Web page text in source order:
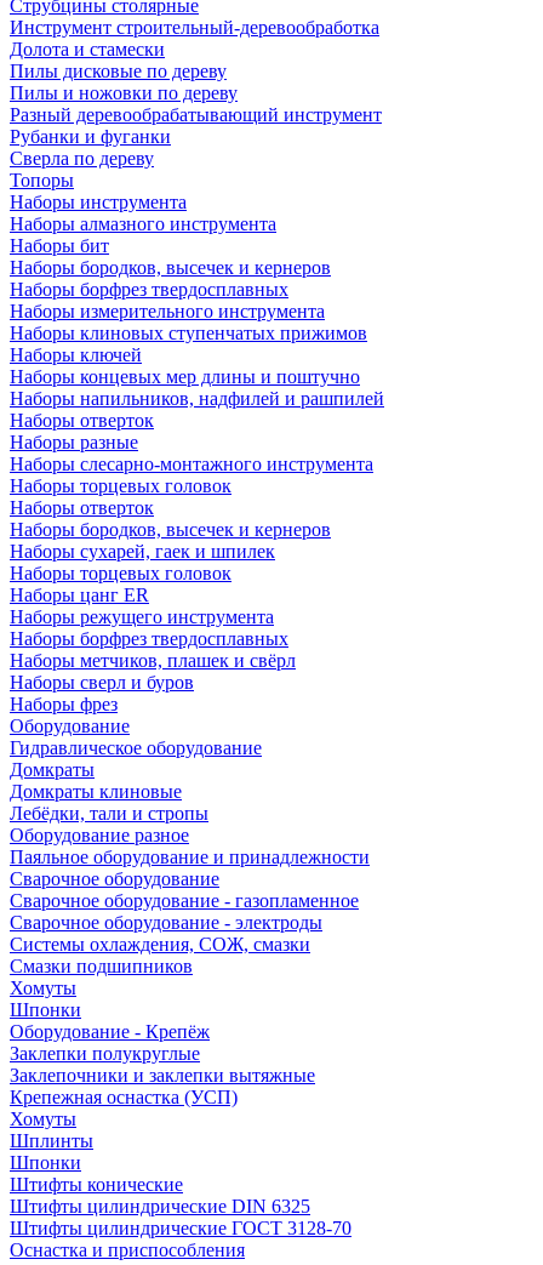
Струбцины столярные
Инструмент строительный-деревообработка
Долота и стамески
Пилы дисковые по дереву
Пилы и ножовки по дереву
Разный деревообрабатывающий инструмент
Рубанки и фуганки
Сверла по дереву
Топоры
Наборы инструмента
Наборы алмазного инструмента
Наборы бит
Наборы бородков, высечек и кернеров
Наборы борфрез твердосплавных
Наборы измерительного инструмента
Наборы клиновых ступенчатых прижимов
Наборы ключей
Наборы концевых мер длины и поштучно
Наборы напильников, надфилей и рашпилей
Наборы отверток
Наборы разные
Наборы слесарно-монтажного инструмента
Наборы торцевых головок
Наборы отверток
Наборы бородков, высечек и кернеров
Наборы сухарей, гаек и шпилек
Наборы торцевых головок
Наборы цанг ER
Наборы режущего инструмента
Наборы борфрез твердосплавных
Наборы метчиков, плашек и свёрл
Наборы сверл и буров
Наборы фрез
Оборудование
Гидравлическое оборудование
Домкраты
Домкраты клиновые
Лебёдки, тали и стропы
Оборудование разное
Паяльное оборудование и принадлежности
Сварочное оборудование
Сварочное оборудование - газопламенное
Сварочное оборудование - электроды
Системы охлаждения, СОЖ, смазки
Смазки подшипников
Хомуты
Шпонки
Оборудование - Крепёж
Заклепки полукруглые
Заклепочники и заклепки вытяжные
Крепежная оснастка (УСП)
Хомуты
Шплинты
Шпонки
Штифты конические
Штифты цилиндрические DIN 6325
Штифты цилиндрические ГОСТ 3128-70
Оснастка и приспособления